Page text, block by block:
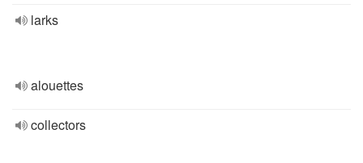
larks
alouettes
collectors